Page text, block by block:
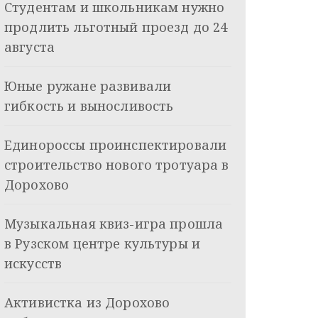
Студентам и школьникам нужно
продлить льготный проезд до 24
августа
Юные ружане развивали
гибкость и выносливость
Единороссы проинспектировали
строительство нового тротуара в
Дорохово
Музыкальная квиз-игра прошла
в Рузском центре культуры и
искусств
Активистка из Дорохово